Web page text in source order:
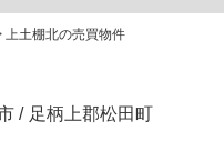
上土棚北の売買物件
/ 足柄上郡松田町